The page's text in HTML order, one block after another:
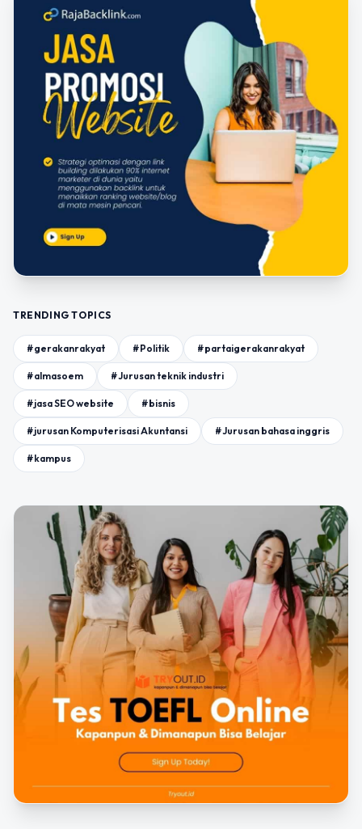
TRENDING TOPICS
#gerakanrakyat #Politik #partaigerakanrakyat
#almasoem #Jurusan teknik industri
#jasa SEO website #bisnis
#jurusan Komputerisasi Akuntansi #Jurusan bahasa inggris
#kampus